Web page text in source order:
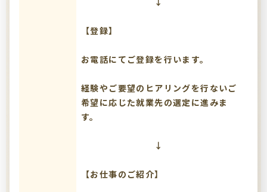
【登録】
お電話にてご登録を行います。
経験やご要望のヒアリングを行ないご
希望に応じた就業先の選定に進みま
す。
↓
【お仕事のご紹介】